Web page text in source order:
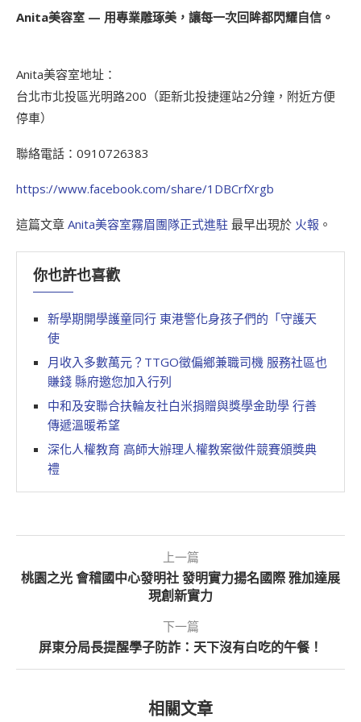
Anita美容室 — 用專業雕琢美，讓每一次回眸都閃耀自信。
Anita美容室地址：
台北市北投區光明路200（距新北投捷運站2分鐘，附近方便
停車）
聯絡電話：0910726383
https://www.facebook.com/share/1DBCrfXrgb
這篇文章 Anita美容室霧眉團隊正式進駐 最早出現於 火報 。
你也許也喜歡
新學期開學護童同行 東港警化身孩子們的「守護天
使
月收入多數萬元？TTGO徵偏鄉兼職司機 服務社區也
賺錢 縣府邀您加入行列
中和及安聯合扶輪友社白米捐贈與獎學金助學 行善
傳遞溫暖希望
深化人權教育 高師大辦理人權教案徵件競賽頒獎典
禮
上一篇
桃園之光 會稽國中心發明社 發明實力揚名國際 雅加達展
現創新實力
下一篇
屏東分局長提醒學子防詐：天下沒有白吃的午餐！
相關文章